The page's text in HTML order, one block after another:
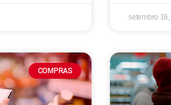
setembro
COMPRAS